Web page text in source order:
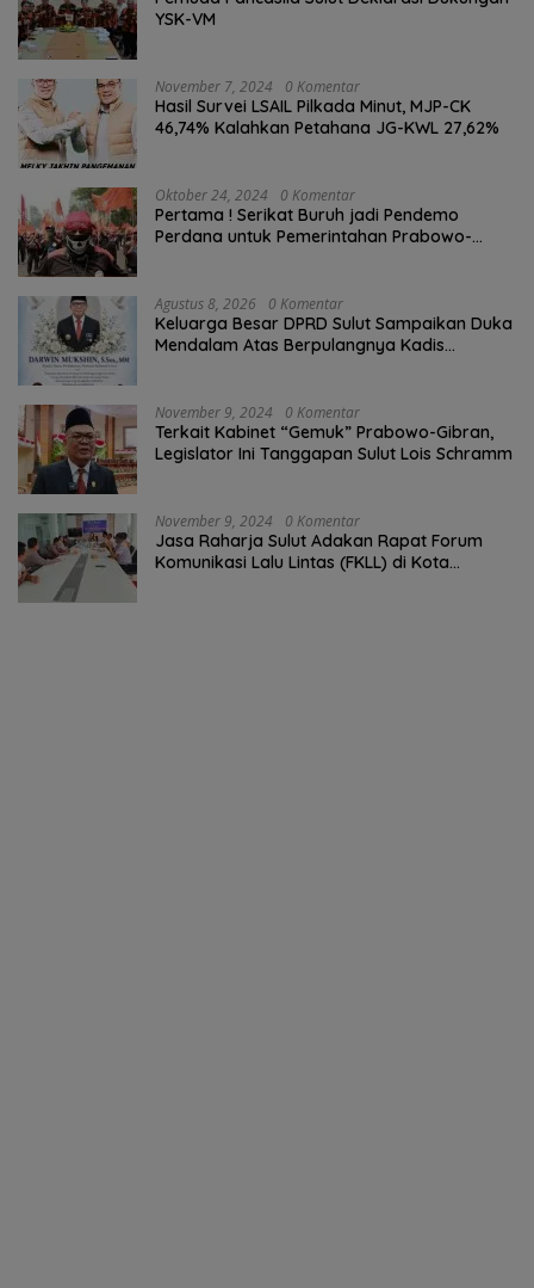
YSK-VM
November 7, 2024 0 Komentar
Hasil Survei LSAIL Pilkada Minut, MJP-CK
46,74% Kalahkan Petahana JG-KWL 27,62%
Oktober 24, 2024 0 Komentar
Pertama ! Serikat Buruh jadi Pendemo
Perdana untuk Pemerintahan Prabowo-
Agustus 8, 2026 0 Komentar
Keluarga Besar DPRD Sulut Sampaikan Duka
Mendalam Atas Berpulangnya Kadis
November 9, 2024 0 Komentar
Terkait Kabinet “Gemuk” Prabowo-Gibran,
Legislator Ini Tanggapan Sulut Lois Schramm
November 9, 2024 0 Komentar
Jasa Raharja Sulut Adakan Rapat Forum
Komunikasi Lalu Lintas (FKLL) di Kota